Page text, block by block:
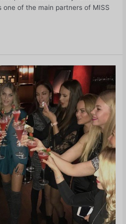
one of the main partners of MISS